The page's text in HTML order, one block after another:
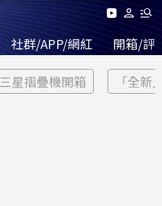
社群/APP/網紅 開箱/評
三星摺疊機開箱 「全新